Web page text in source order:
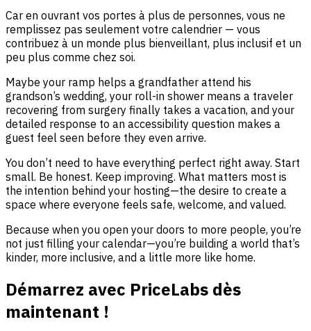
Car en ouvrant vos portes à plus de personnes, vous ne
remplissez pas seulement votre calendrier — vous
contribuez à un monde plus bienveillant, plus inclusif et un
peu plus comme chez soi.
Maybe your ramp helps a grandfather attend his
grandson’s wedding, your roll-in shower means a traveler
recovering from surgery finally takes a vacation, and your
detailed response to an accessibility question makes a
guest feel seen before they even arrive.
You don’t need to have everything perfect right away. Start
small. Be honest. Keep improving. What matters most is
the intention behind your hosting—the desire to create a
space where everyone feels safe, welcome, and valued.
Because when you open your doors to more people, you’re
not just filling your calendar—you’re building a world that’s
kinder, more inclusive, and a little more like home.
Démarrez avec PriceLabs dès
maintenant !